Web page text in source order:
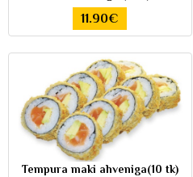
11.90€
Tempura maki ahveniga(10 tk)